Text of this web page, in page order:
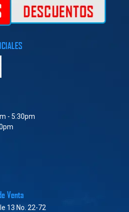
- 5:30pm
Venta
13 No. 22-72